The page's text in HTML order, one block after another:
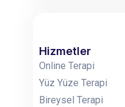
Hizmetler
Online Terapi
Yüz Yüze Terapi
Bireysel Terapi